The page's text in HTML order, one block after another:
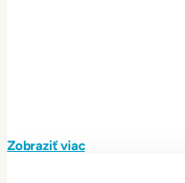
Zobraziť viac